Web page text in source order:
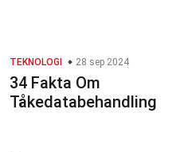
TEKNOLOGI 28 sep 2024
34 Fakta Om
Tåkedatabehandling